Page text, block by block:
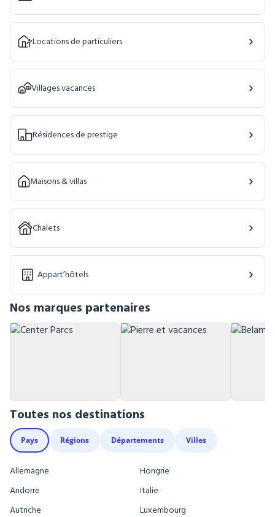
Locations de particuliers
Villages vacances
Résidences de prestige
Maisons & villas
Chalets
Appart’hôtels
Nos marques partenaires
Toutes nos destinations
Pays Régions Départements Villes
Allemagne
Andorre
Autriche
Hongrie
Italie
Luxembourg